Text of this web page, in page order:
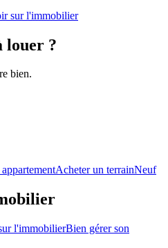
sur l'immobilier
louer ?
bien.
Acheter un terrainNeuf
l'immobilierBien gérer son